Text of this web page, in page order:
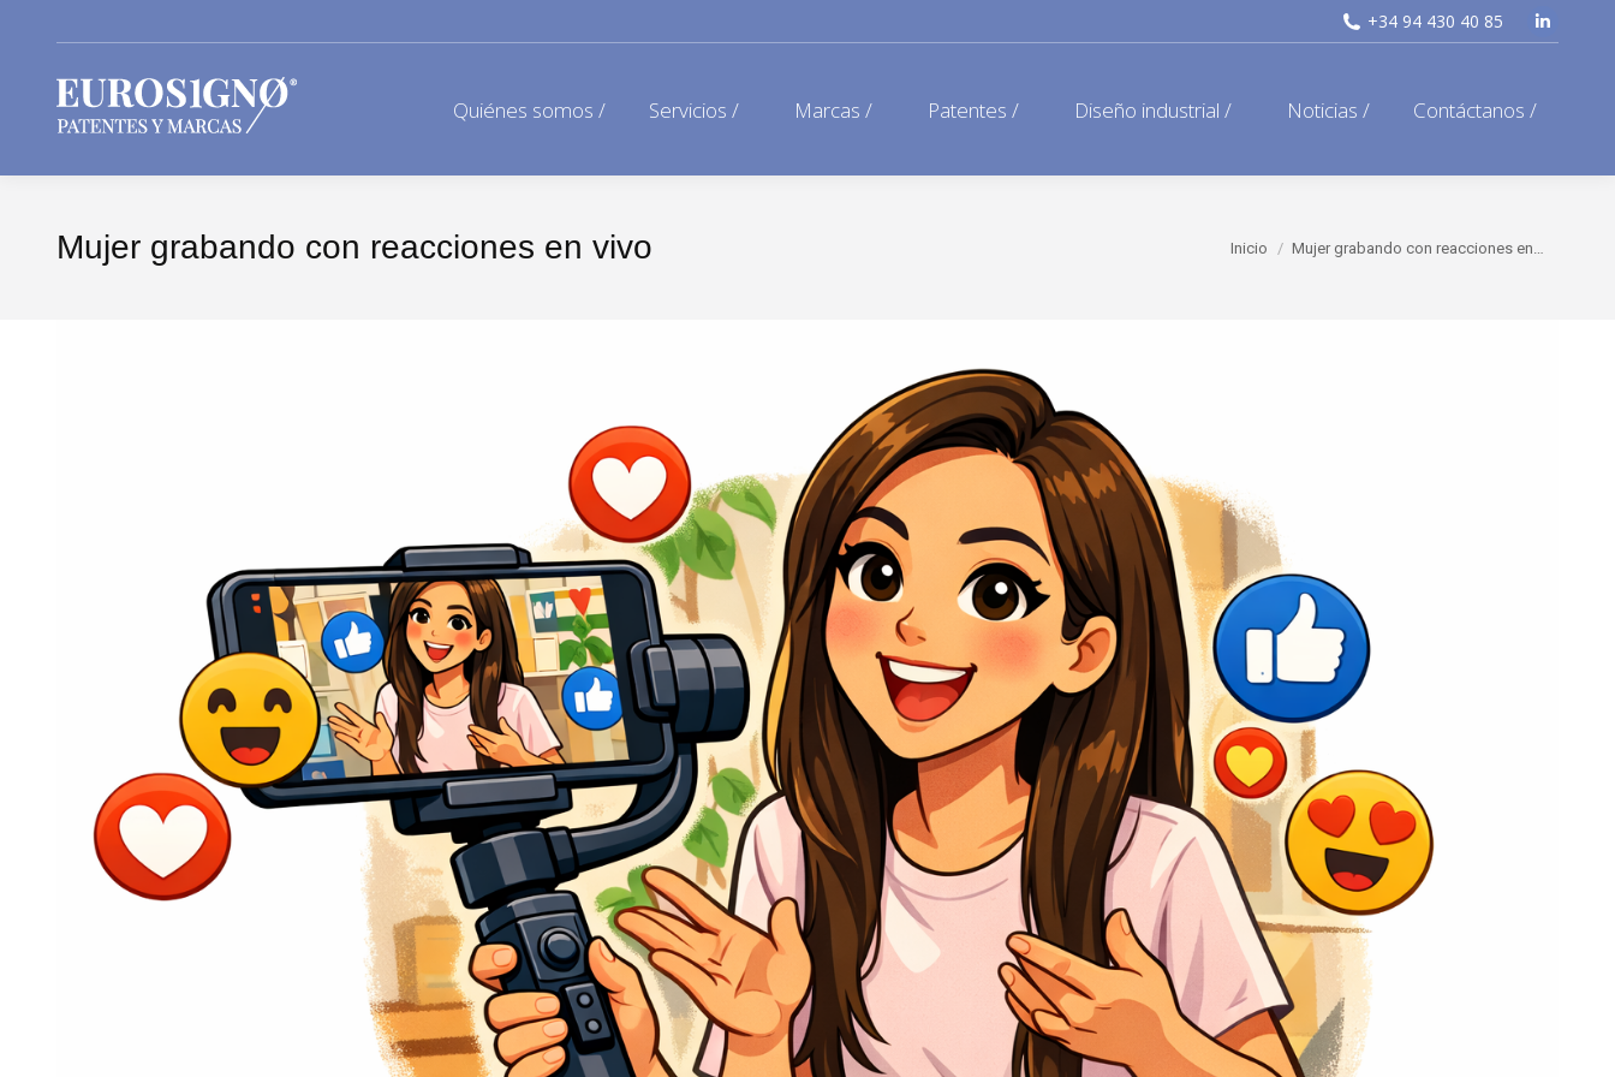
+34 94 430 40 85
Quiénes somos / Servicios / Marcas / Patentes / Diseño industrial / Noticias / Contáctanos /
Mujer grabando con reacciones en vivo Estás aquí:
Inicio Mujer grabando con reacciones en…